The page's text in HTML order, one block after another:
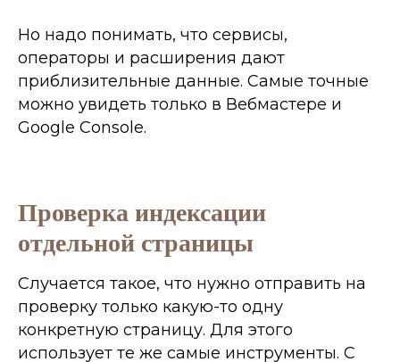
Но надо понимать, что сервисы,
операторы и расширения дают
приблизительные данные. Самые точные
можно увидеть только в Вебмастере и
Google Console.
Проверка индексации
отдельной страницы
Случается такое, что нужно отправить на
проверку только какую-то одну
конкретную страницу. Для этого
использует те же самые инструменты. С